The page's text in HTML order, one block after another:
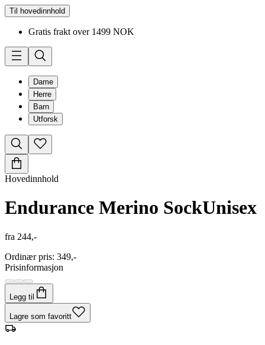
Til hovedinnhold
Gratis frakt over 1499 NOK
Dame
Herre
Barn
Utforsk
Hovedinnhold
Endurance Merino SockUnisex
fra 244,-
Ordinær pris: 349,-
Prisinformasjon
Legg til
Lagre som favoritt